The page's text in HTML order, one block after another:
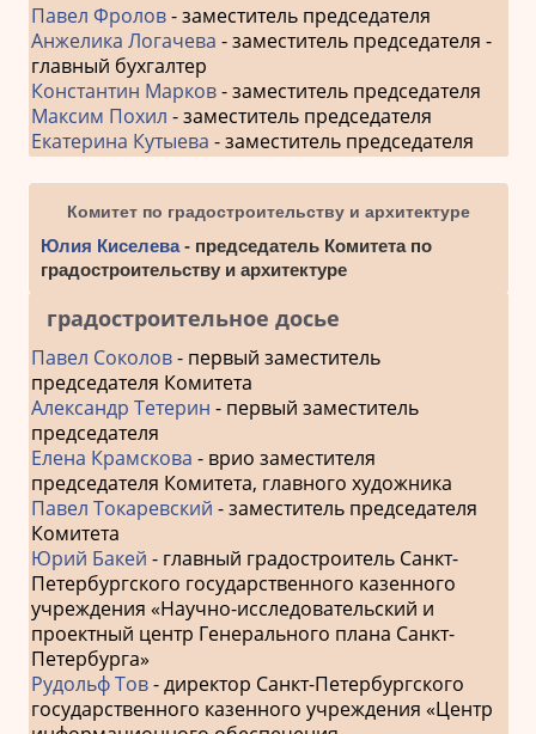
Павел Фролов- заместитель председателя
Анжелика Логачева - заместитель председателя -
главный бухгалтер
Константин Марков- заместитель председателя
Максим Похил - заместитель председателя
Екатерина Кутыева - заместитель председателя
Комитет по градостроительству и архитектуре
Юлия Киселева- председатель Комитета по
градостроительству и архитектуре
градостроительное досье
Павел Соколов- первый заместитель
председателя Комитета
Александр Тетерин - первый заместитель
председателя
Елена Крамскова - врио заместителя
председателя Комитета, главного художника
Павел Токаревский - заместитель председателя
Комитета
Юрий Бакей - главный градостроитель Санкт-
Петербургского государственного казенного
учреждения «Научно-исследовательский и
проектный центр Генерального плана Санкт-
Петербурга»
Рудольф Тов- директор Санкт-Петербургского
государственного казенного учреждения «Центр